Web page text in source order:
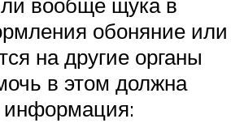
обоняние или
на другие органы
в этом должна